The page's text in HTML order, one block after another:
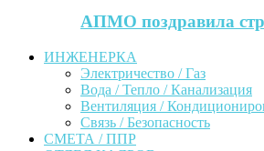
АПМО поздравила
ИНЖЕНЕРКА
Электричество / Газ
Вода / Тепло / Канализация
Вентиляция /
Связь / Безопасность
СМЕТА / ППР